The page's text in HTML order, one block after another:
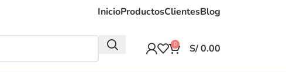
InicioProductosClientesBlog
0 S/0.00